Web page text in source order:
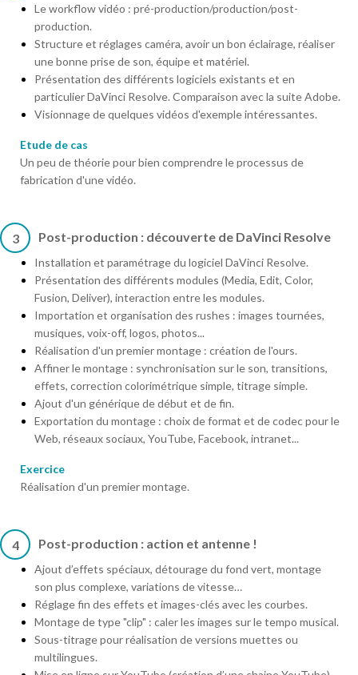
Le workflow vidéo : pré-production/production/post-
production.
Structure et réglages caméra, avoir un bon éclairage, réaliser
une bonne prise de son, équipe et matériel.
Présentation des différents logiciels existants et en
particulier DaVinci Resolve. Comparaison avec la suite Adobe.
Visionnage de quelques vidéos d'exemple intéressantes.
Etude de cas
Un peu de théorie pour bien comprendre le processus de
fabrication d'une vidéo.
3 Post-production : découverte de DaVinci Resolve
Installation et paramétrage du logiciel DaVinci Resolve.
Présentation des différents modules (Media, Edit, Color,
Fusion, Deliver), interaction entre les modules.
Importation et organisation des rushes : images tournées,
musiques, voix-off, logos, photos...
Réalisation d'un premier montage : création de l'ours.
Affiner le montage : synchronisation sur le son, transitions,
effets, correction colorimétrique simple, titrage simple.
Ajout d'un générique de début et de fin.
Exportation du montage : choix de format et de codec pour le
Web, réseaux sociaux, YouTube, Facebook, intranet...
Exercice
Réalisation d'un premier montage.
4 Post-production : action et antenne !
Ajout d’effets spéciaux, détourage du fond vert, montage
son plus complexe, variations de vitesse…
Réglage fin des effets et images-clés avec les courbes.
Montage de type "clip" : caler les images sur le tempo musical.
Sous-titrage pour réalisation de versions muettes ou
multilingues.